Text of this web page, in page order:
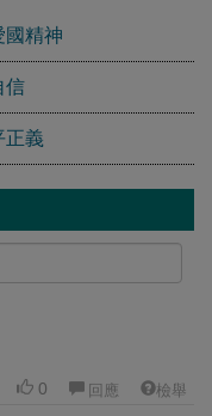
國精神
信
正義
0 回應 檢舉